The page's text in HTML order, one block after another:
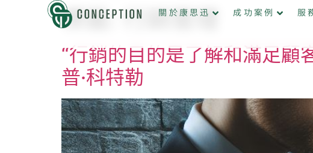
關於康思迅 成功案例 服
標籤:行銷管理
“行銷的目的是了解和滿足顧
普·科特勒